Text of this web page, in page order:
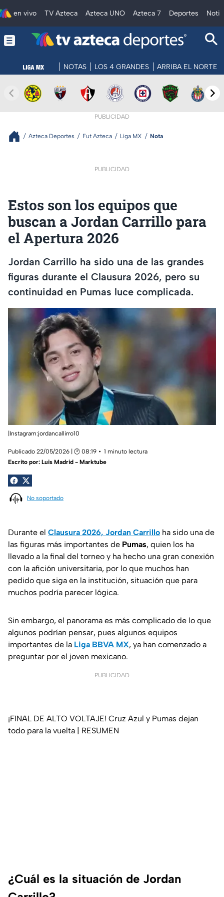
en vivo TV Azteca Azteca UNO Azteca 7 Deportes
NOTAS LOS 4 GRANDES ARRIBA EL NORTE
PUBLICIDAD
Azteca Deportes Fut Azteca Liga MX Nota
PUBLICIDAD
Estos son los equipos que
buscan a Jordan Carrillo para
el Apertura 2026
Jordan Carrillo ha sido una de las grandes
figuras durante el Clausura 2026, pero su
continuidad en Pumas luce complicada.
|Instagram:jordancallirro10
Publicado 22/05/2026 | 🕑 08:19
1 minuto lectura
Escrito por: Luis Madrid - Marktube
No soportado
Durante el Clausura 2026, Jordan Carrillo ha sido una de
las figuras más importantes de Pumas, quien los ha
llevado a la final del torneo y ha hecho una gran conexión
con la afición universitaria, por lo que muchos han
pedido que siga en la institución, situación que para
muchos podría parecer lógica.
Sin embargo, el panorama es más complicado de lo que
algunos podrían pensar, pues algunos equipos
importantes de la Liga BBVA MX, ya han comenzado a
preguntar por el joven mexicano.
PUBLICIDAD
¡FINAL DE ALTO VOLTAJE! Cruz Azul y Pumas dejan
todo para la vuelta | RESUMEN
¿Cuál es la situación de Jordan